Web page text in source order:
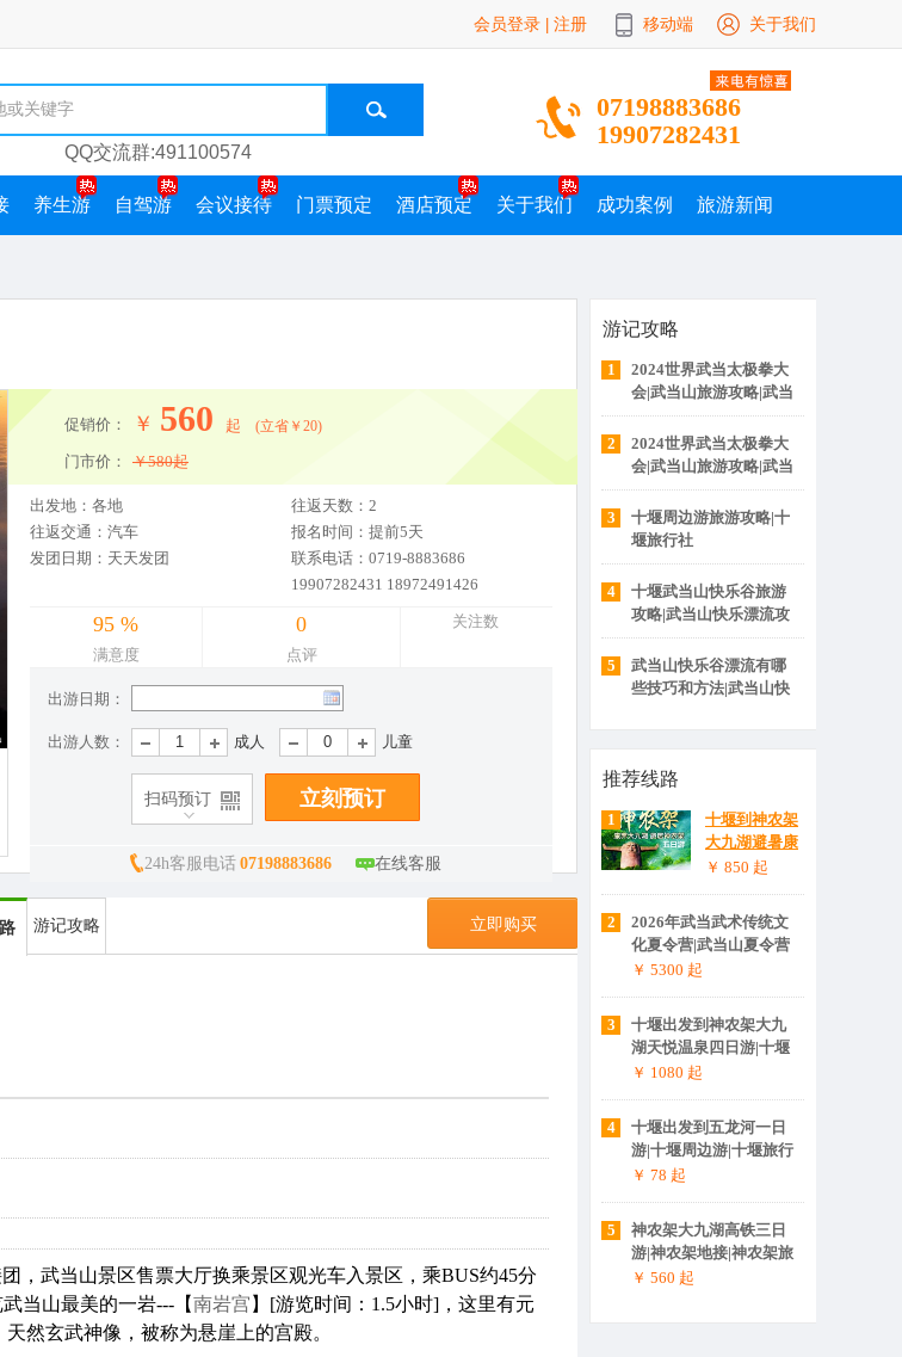
会员登录 注册 移动端 关于我们
07198883686
19907282431
QQ交流群:491100574
养生游 自驾游 会议接待 门票预定 酒店预定 关于我们 成功案例 旅游新闻
心情放放假，跟随小编一起去发现旅行的意义吧。
促销价： ￥ 560 起 (立省￥20)
门市价： ￥580起
出发地：各地
往返天数：2
往返交通：汽车
报名时间：提前5天
发团日期：天天发团
联系电话：0719-8883686
19907282431 18972491426
95 %
满意度
0
点评
关注数
出游日期：
出游人数： 成人 儿童
扫码预订
24h客服电话 07198883686 在线客服
游记攻略 立即购买
，武当山景区售票大厅换乘景区观光车入景区，乘BUS约45分
武当山最美的一岩---【南岩宫 】[游览时间：1.5小时]，这里有元
然玄武神像，被称为悬崖上的宫殿。
游记攻略
2024世界武当太极拳大
会|武当山旅游攻略|武当
山旅行社|十堰百分佰国
际旅行社
1
2024世界武当太极拳大
会|武当山旅游攻略|武当
山旅行社
2
十堰周边游旅游攻略|十
堰旅行社
3
十堰武当山快乐谷旅游
攻略|武当山快乐漂流攻
略
4
武当山快乐谷漂流有哪
些技巧和方法|武当山快
5
推荐线路
十堰到神农架
大九湖避暑康
养五日游|神农
攻略
￥ 850 起
1
2026年武当武术传统文
化夏令营|武当山夏令营
￥ 5300 起
2
十堰出发到神农架大九
湖天悦温泉四日游|十堰
至神农架大九湖旅游攻
￥ 1080 起
3
十堰出发到五龙河一日
游|十堰周边游|十堰旅行
社
￥ 78 起
4
神农架大九湖高铁三日
游|神农架地接|神农架旅
游攻略|神农架旅行社|神
￥ 560 起
5